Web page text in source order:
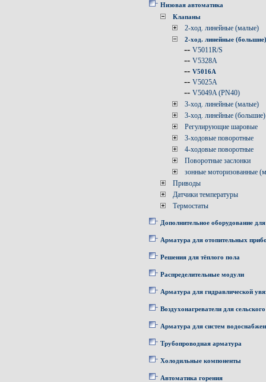
Низовая автоматика
Клапаны
2-ход. линейные (малые)
2-ход. линейные (большие)
-- V5011R/S
-- V5328A
-- V5016A
-- V5025A
-- V5049A (PN40)
3-ход. линейные (малые)
3-ход. линейные (большие)
Регулирующие шаровые
3-ходовые поворотные
4-ходовые поворотные
Поворотные заслонки
зонные моторизованные
Приводы
Датчики температуры
Термостаты
Дополнительное оборудование
Арматура для отопительных
Решения для тёплого пола
Распределительные модули
Арматура для гидравлической
Воздухонагреватели для
Арматура для систем
Трубопроводная арматура
Холодильные компоненты
Автоматика горения